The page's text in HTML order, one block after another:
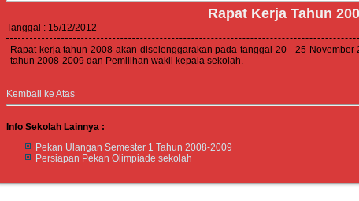
Rapat Kerja Tahun
Tanggal : 15/12/2012
Rapat kerja tahun 2008 akan diselenggarakan pada tanggal 20 - 25
tahun 2008-2009 dan Pemilihan wakil kepala sekolah.
Kembali ke Atas
Info Sekolah Lainnya :
Pekan Ulangan Semester 1 Tahun 2008-2009
Persiapan Pekan Olimpiade sekolah